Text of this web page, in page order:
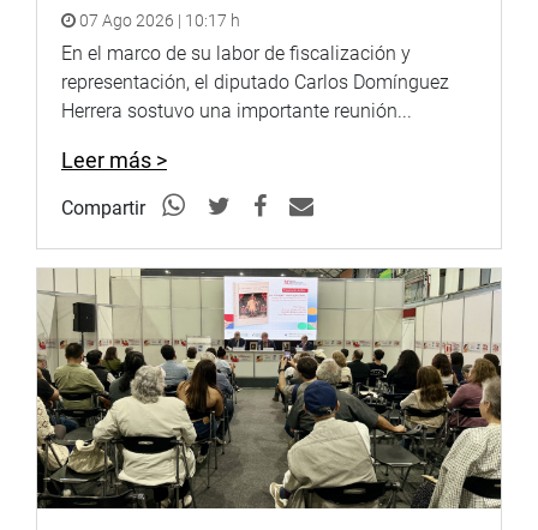
07 Ago 2026 | 10:17 h
En el marco de su labor de fiscalización y
representación, el diputado Carlos Domínguez
Herrera sostuvo una importante reunión...
Leer más >
Compartir